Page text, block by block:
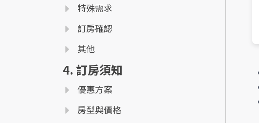
特殊需求
訂房確認
其他
4. 訂房須知
優惠方案
房型與價格